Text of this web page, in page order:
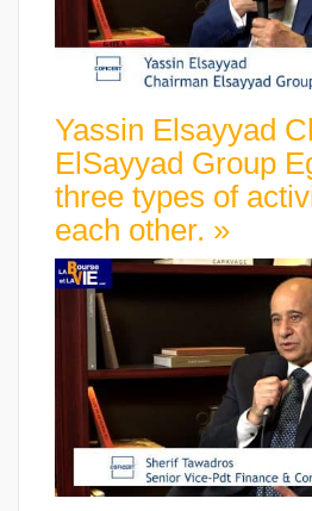
Yassin Elsayyad
ElSayyad Group
three types of
each other. »